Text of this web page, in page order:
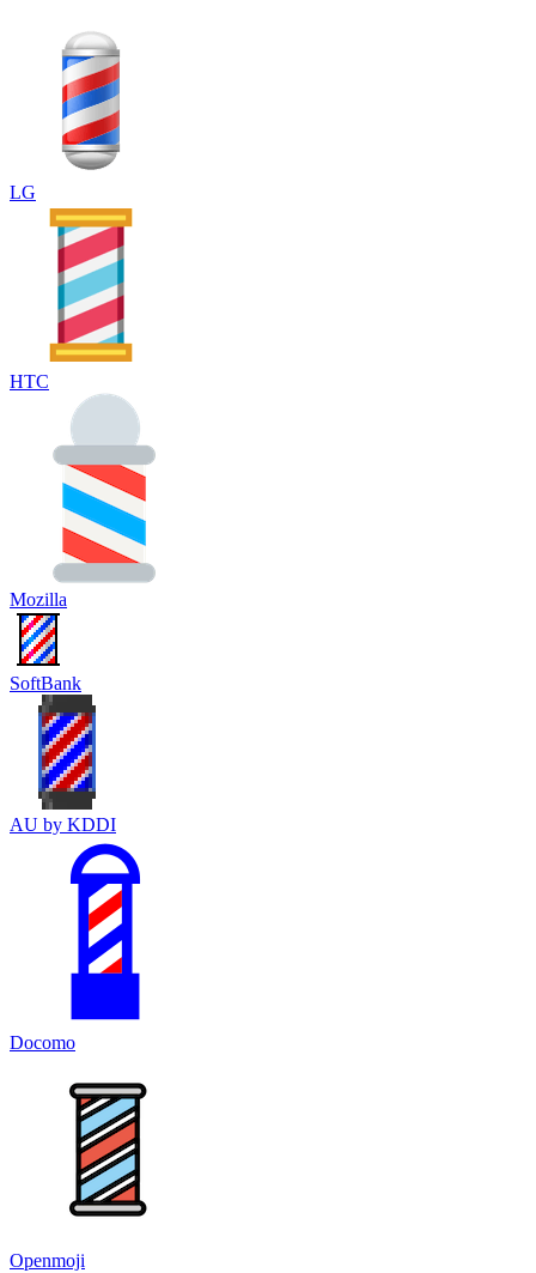
LG
HTC
Mozilla
SoftBank
AU by KDDI
Docomo
Openmoji